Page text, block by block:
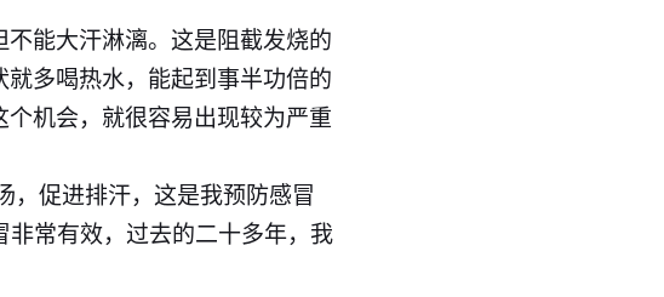
能大汗淋漓。这是阻截发烧的
多喝热水，能起到事半功倍的
机会，就很容易出现较为严重
，促进排汗，这是我预防感冒
常有效，过去的二十多年，我